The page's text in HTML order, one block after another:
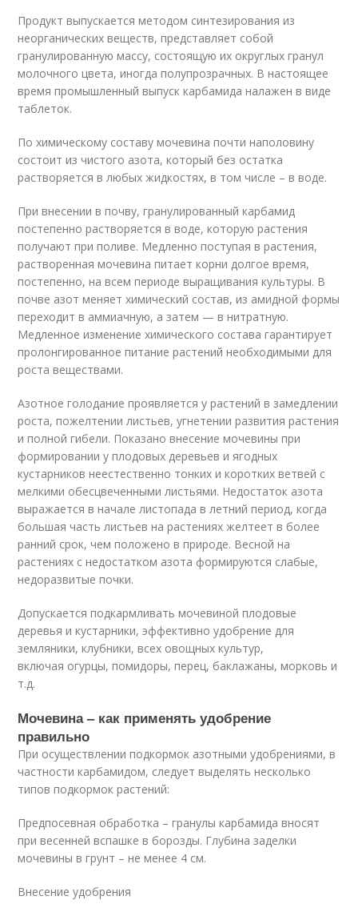
Продукт выпускается методом синтезирования из
неорганических веществ, представляет собой
гранулированную массу, состоящую их округлых гранул
молочного цвета, иногда полупрозрачных. В настоящее
время промышленный выпуск карбамида налажен в виде
таблеток.
По химическому составу мочевина почти наполовину
состоит из чистого азота, который без остатка
растворяется в любых жидкостях, в том числе – в воде.
При внесении в почву, гранулированный карбамид
постепенно растворяется в воде, которую растения
получают при поливе. Медленно поступая в растения,
растворенная мочевина питает корни долгое время,
постепенно, на всем периоде выращивания культуры. В
почве азот меняет химический состав, из амидной формы
переходит в аммиачную, а затем — в нитратную.
Медленное изменение химического состава гарантирует
пролонгированное питание растений необходимыми для
роста веществами.
Азотное голодание проявляется у растений в замедлении
роста, пожелтении листьев, угнетении развития растения
и полной гибели. Показано внесение мочевины при
формировании у плодовых деревьев и ягодных
кустарников неестественно тонких и коротких ветвей с
мелкими обесцвеченными листьями. Недостаток азота
выражается в начале листопада в летний период, когда
большая часть листьев на растениях желтеет в более
ранний срок, чем положено в природе. Весной на
растениях с недостатком азота формируются слабые,
недоразвитые почки.
Допускается подкармливать мочевиной плодовые
деревья и кустарники, эффективно удобрение для
земляники, клубники, всех овощных культур,
включая огурцы, помидоры, перец, баклажаны, морковь и
т.д.
Мочевина – как применять удобрение
правильно
При осуществлении подкормок азотными удобрениями, в
частности карбамидом, следует выделять несколько
типов подкормок растений:
Предпосевная обработка – гранулы карбамида вносят
при весенней вспашке в борозды. Глубина заделки
мочевины в грунт – не менее 4 см.
Внесение удобрения